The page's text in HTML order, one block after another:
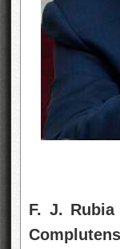
F. J.